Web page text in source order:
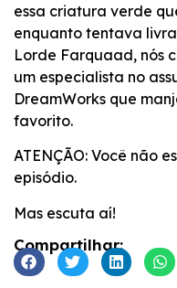
essa criatura verde
enquanto tentava
Lorde Farquaad, nós
um especialista no
DreamWorks que
favorito.
ATENÇÃO: Você não
episódio.
Mas escuta aí!
Compartilhar: